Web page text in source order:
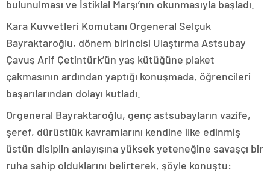
bulunulması ve İstiklal Marşı’nın okunmasıyla başladı.
Kara Kuvvetleri Komutanı Orgeneral Selçuk
Bayraktaroğlu, dönem birincisi Ulaştırma Astsubay
Çavuş Arif Çetintürk’ün yaş kütüğüne plaket
çakmasının ardından yaptığı konuşmada, öğrencileri
başarılarından dolayı kutladı.
Orgeneral Bayraktaroğlu, genç astsubayların vazife,
şeref, dürüstlük kavramlarını kendine ilke edinmiş
üstün disiplin anlayışına yüksek yeteneğine savaşçı bir
ruha sahip olduklarını belirterek, şöyle konuştu: